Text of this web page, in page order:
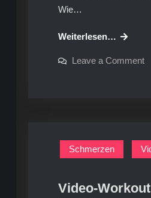
Wie…
Weiterlesen…
(2)
Leave a Commenton
Schmerzen
Video-